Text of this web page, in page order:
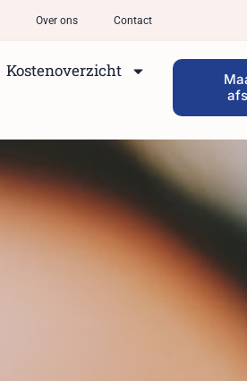
Over ons Contact
Kostenoverzicht